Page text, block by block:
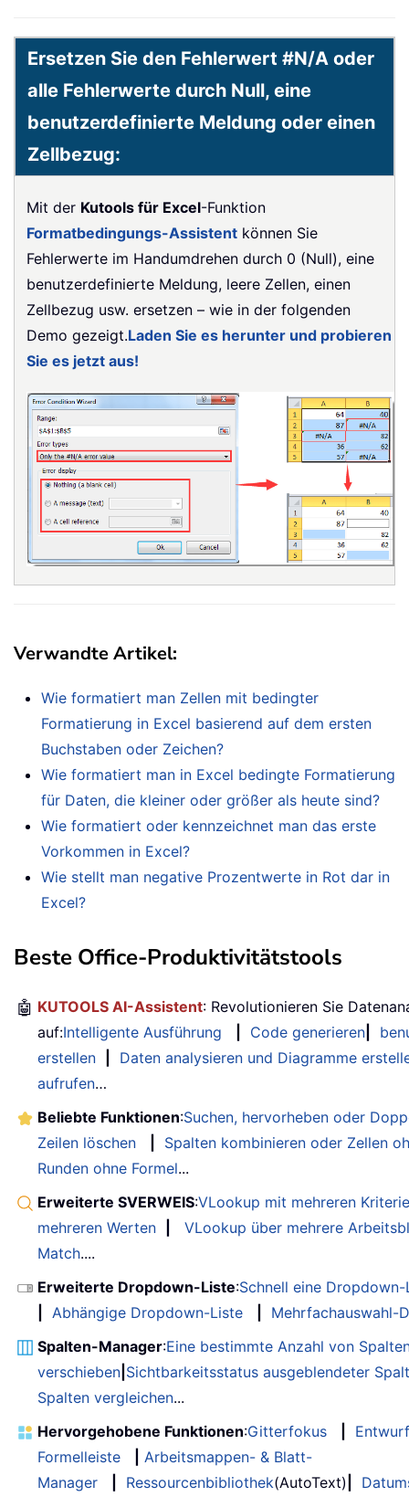
Ersetzen Sie den Fehlerwert #N/A oder
alle Fehlerwerte durch Null, eine
benutzerdefinierte Meldung oder einen
Zellbezug:
Mit der Kutools für Excel-Funktion
Formatbedingungs-Assistent können Sie
Fehlerwerte im Handumdrehen durch 0 (Null), eine
benutzerdefinierte Meldung, leere Zellen, einen
Zellbezug usw. ersetzen – wie in der folgenden
Demo gezeigt.Laden Sie es herunter und probieren
Sie es jetzt aus!
Verwandte Artikel:
Wie formatiert man Zellen mit bedingter
Formatierung in Excel basierend auf dem ersten
Buchstaben oder Zeichen?
Wie formatiert man in Excel bedingte Formatierung
für Daten, die kleiner oder größer als heute sind?
Wie formatiert oder kennzeichnet man das erste
Vorkommen in Excel?
Wie stellt man negative Prozentwerte in Rot dar in
Excel?
Beste Office-Produktivitätstools
🤖 KUTOOLS AI-Assistent: Revolutionieren Sie
auf:Intelligente Ausführung Code generieren
erstellen
Daten analysieren und Diagramme
aufrufen…
Beliebte Funktionen:Suchen, hervorheben oder
Zeilen löschen
Spalten kombinieren oder Zellen
Runden ohne Formel...
Erweiterte SVERWEIS:VLookup mit mehreren
mehreren Werten
VLookup über mehrere
Match....
Erweiterte Dropdown-Liste:Schnell eine
Abhängige Dropdown-Liste
Mehrfachauswahl-
Spalten-Manager:Eine bestimmte Anzahl von
verschieben Sichtbarkeitsstatus ausgeblendeter
Spalten vergleichen...
Hervorgehobene Funktionen:Gitterfokus
Entwurf
Formelleiste
Arbeitsmappen- & Blatt-
Manager
Ressourcenbibliothek(AutoText)